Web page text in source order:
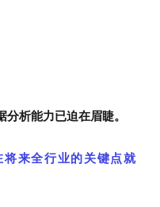
析能力已迫在眉睫。
将来全行业的关键点就